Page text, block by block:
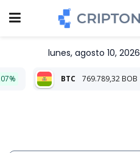
lunes, agosto 10, 2026
BTC 769.789,32 BOB -0,06%